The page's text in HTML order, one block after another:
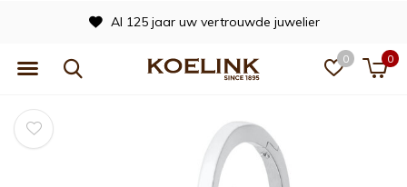
0 0
Al 125 jaar uw vertrouwde juwelier